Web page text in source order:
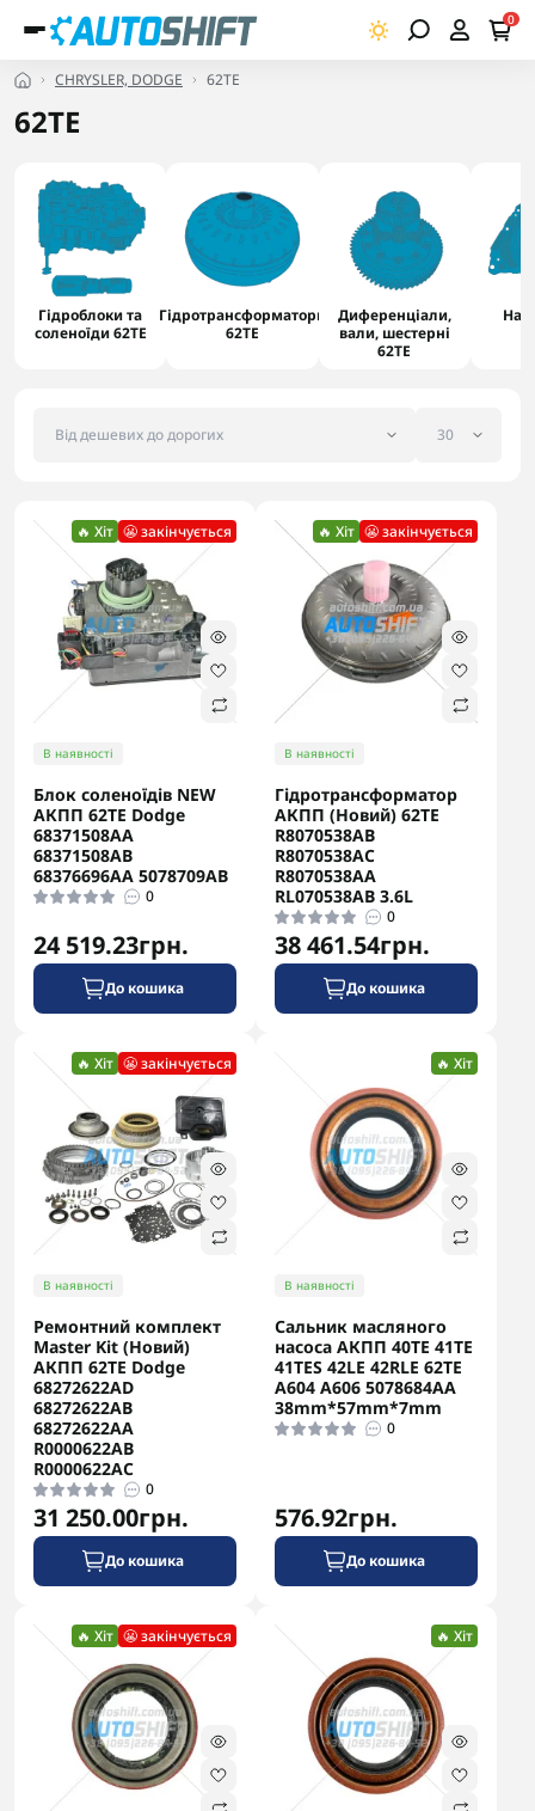
0
CHRYSLER, DODGE 62TE
62TE
Гідроблоки та
соленоїди 62TE
Гідротрансформатори
62TE
Диференціали,
вали, шестерні
62TE
🔥 Хіт 😬 закінчується
В наявності
Блок соленоїдів NEW
АКПП 62TE Dodge
68371508AA
68371508AB
68376696AA 5078709AB
0
24 519.23грн.
До кошика
🔥 Хіт 😬 закінчується
В наявності
Гідротрансформатор
АКПП (Новий) 62TE
R8070538AB
R8070538AC
R8070538AA
RL070538AB 3.6L
0
38 461.54грн.
До кошика
🔥 Хіт 😬 закінчується
В наявності
Ремонтний комплект
Master Kit (Новий)
АКПП 62TE Dodge
68272622AD
68272622AB
68272622AA
R0000622AB
R0000622AC
0
31 250.00грн.
До кошика
🔥 Хіт
В наявності
Сальник масляного
насоса АКПП 40TE 41TE
41TES 42LE 42RLE 62TE
A604 A606 5078684AA
38mm*57mm*7mm
0
576.92грн.
До кошика
🔥 Хіт 😬 закінчується 🔥 Хіт